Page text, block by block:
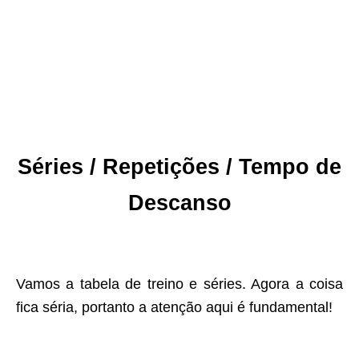
Séries / Repetições / Tempo de
Descanso
Vamos a tabela de treino e séries. Agora a coisa
fica séria, portanto a atenção aqui é fundamental!